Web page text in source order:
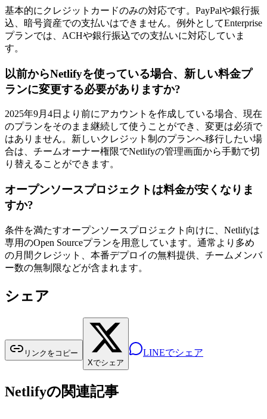
基本的にクレジットカードのみの対応です。PayPalや銀行振
込、暗号資産での支払いはできません。例外としてEnterprise
プランでは、ACHや銀行振込での支払いに対応していま
す。
以前からNetlifyを使っている場合、新しい料金プ
ランに変更する必要がありますか?
2025年9月4日より前にアカウントを作成している場合、現在
のプランをそのまま継続して使うことができ、変更は必須で
はありません。新しいクレジット制のプランへ移行したい場
合は、チームオーナー権限でNetlifyの管理画面から手動で切
り替えることができます。
オープンソースプロジェクトは料金が安くなりま
すか?
条件を満たすオープンソースプロジェクト向けに、Netlifyは
専用のOpen Sourceプランを用意しています。通常より多め
の月間クレジット、本番デプロイの無料提供、チームメンバ
ー数の無制限などが含まれます。
シェア
リンクをコピー
Xでシェア
LINEでシェア
Netlifyの関連記事